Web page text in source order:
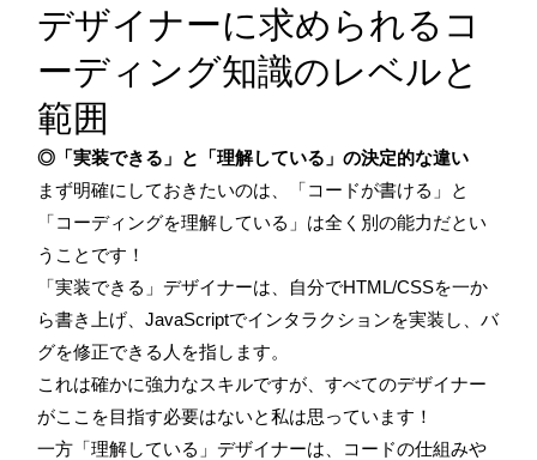
デザイナーに求められるコ
ーディング知識のレベルと
範囲
◎「実装できる」と「理解している」の決定的な違い
まず明確にしておきたいのは、「コードが書ける」と
「コーディングを理解している」は全く別の能力だとい
うことです！
「実装できる」デザイナーは、自分でHTML/CSSを一か
ら書き上げ、JavaScriptでインタラクションを実装し、バ
グを修正できる人を指します。
これは確かに強力なスキルですが、すべてのデザイナー
がここを目指す必要はないと私は思っています！
一方「理解している」デザイナーは、コードの仕組みや